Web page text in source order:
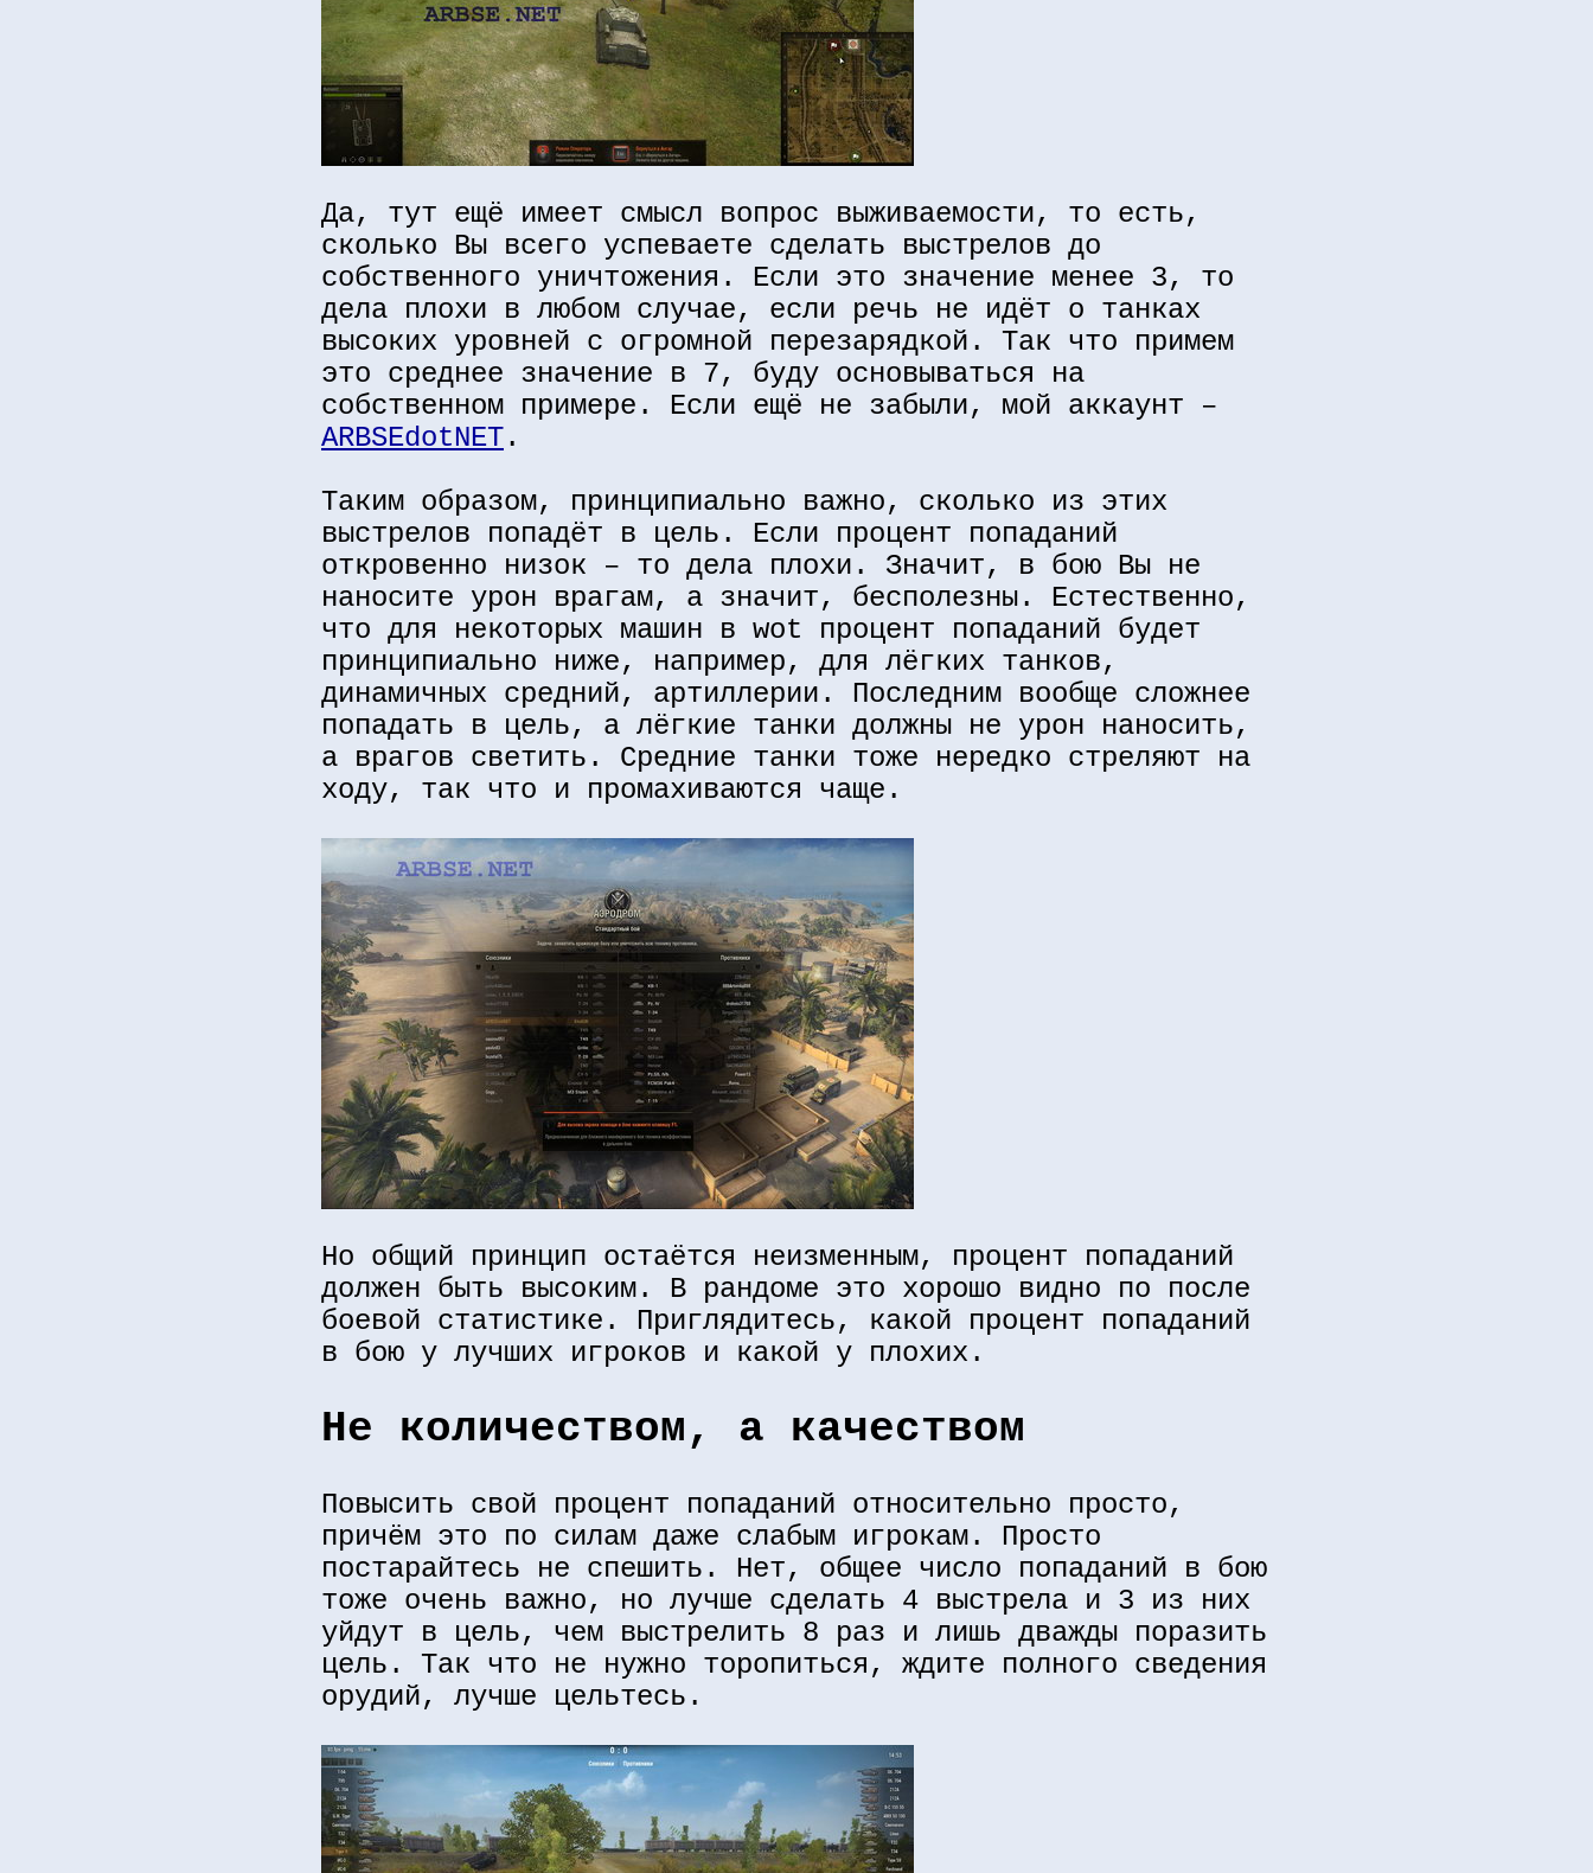
Да, тут ещё имеет смысл вопрос выживаемости, то есть,
сколько Вы всего успеваете сделать выстрелов до
собственного уничтожения. Если это значение менее 3, то
дела плохи в любом случае, если речь не идёт о танках
высоких уровней с огромной перезарядкой. Так что примем
это среднее значение в 7, буду основываться на
собственном примере. Если ещё не забыли, мой аккаунт –
ARBSEdotNET.
Таким образом, принципиально важно, сколько из этих
выстрелов попадёт в цель. Если процент попаданий
откровенно низок – то дела плохи. Значит, в бою Вы не
наносите урон врагам, а значит, бесполезны. Естественно,
что для некоторых машин в wot процент попаданий будет
принципиально ниже, например, для лёгких танков,
динамичных средний, артиллерии. Последним вообще сложнее
попадать в цель, а лёгкие танки должны не урон наносить,
а врагов светить. Средние танки тоже нередко стреляют на
ходу, так что и промахиваются чаще.
Но общий принцип остаётся неизменным, процент попаданий
должен быть высоким. В рандоме это хорошо видно по после
боевой статистике. Приглядитесь, какой процент попаданий
в бою у лучших игроков и какой у плохих.
Не количеством, а качеством
Повысить свой процент попаданий относительно просто,
причём это по силам даже слабым игрокам. Просто
постарайтесь не спешить. Нет, общее число попаданий в бою
тоже очень важно, но лучше сделать 4 выстрела и 3 из них
уйдут в цель, чем выстрелить 8 раз и лишь дважды поразить
цель. Так что не нужно торопиться, ждите полного сведения
орудий, лучше цельтесь.